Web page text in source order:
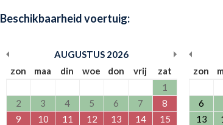
Beschikbaarheid voertuig:
AUGUSTUS 2026
zon
maa din woe don vrij
zat
1
2
3 4 5 6 7
8
9
10 11 12 13 14
15
zon
6
13